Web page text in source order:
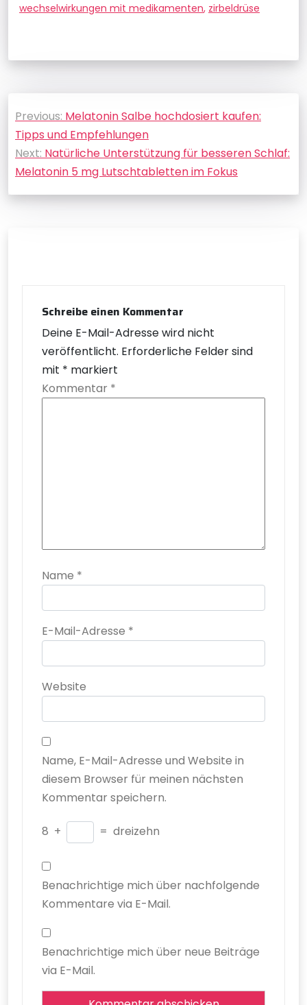
wechselwirkungen mit medikamenten, zirbeldrüse
Beitragsnavigation
Previous: Melatonin Salbe hochdosiert kaufen:
Tipps und Empfehlungen
Next: Natürliche Unterstützung für besseren Schlaf:
Melatonin 5 mg Lutschtabletten im Fokus
Schreibe einen Kommentar
Deine E-Mail-Adresse wird nicht
veröffentlicht. Erforderliche Felder sind
mit * markiert
Kommentar *
Name *
E-Mail-Adresse *
Website
Name, E-Mail-Adresse und Website in
diesem Browser für meinen nächsten
Kommentar speichern.
8 + = dreizehn
Benachrichtige mich über nachfolgende
Kommentare via E-Mail.
Benachrichtige mich über neue Beiträge
via E-Mail.